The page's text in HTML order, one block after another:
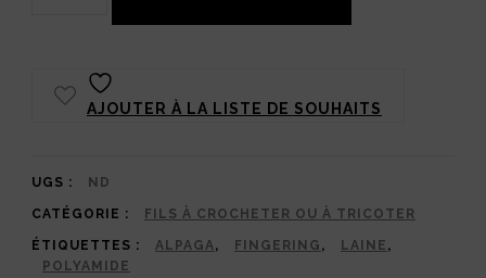
Edelweiss
Alpaka
ply
|
Fil
AJOUTER À LA LISTE DE SOUHAITS
UGS : ND
CATÉGORIE : FILS À CROCHETER OU À TRICOTER
ÉTIQUETTES : ALPAGA, FINGERING , LAINE ,
POLYAMIDE